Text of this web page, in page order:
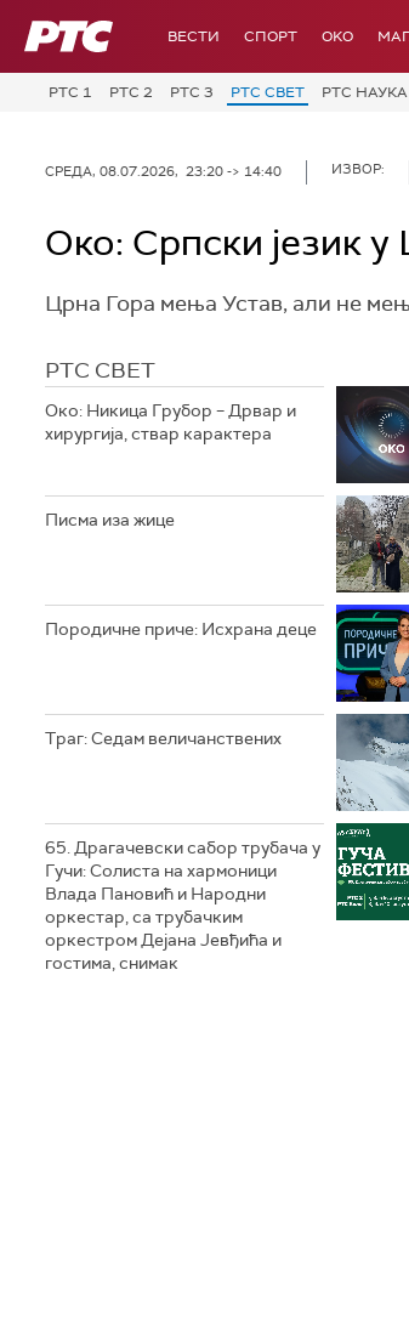
РТС ВЕСТИ СПОРТ OKO
РТС 1 РТС 2 РТС 3 РТС СВЕТ РТС НАУКА
СРЕДА, 08.07.2026, 23:20 -> 14:40 ИЗВОР:
Oко: Српски језик
Црна Гора мења Устав, али не
РТС СВЕТ
Око: Никица Грубор – Дрвар и
хирургија, ствар карактера
Писма иза жице
Породичне приче: Исхрана деце
Траг: Седам величанствених
65. Драгачевски сабор трубача у
Гучи: Солиста на хармоници
Влада Пановић и Народни
оркестар, са трубачким
оркестром Дејана Јевђића и
гостима, снимак